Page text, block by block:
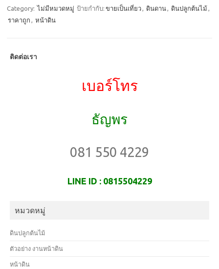
e
b
o
t
o
ail ar
Category: ไม่มีหมวดหมู่ ป้ายกำกับ: ขายเป็นเที่ยว ดินดาน ดินปลูกต้นไม้
ราคาถูก
หน้าดิน
ติดต่อเรา
เบอร์โทร
ธัญพร
081 550 4229
LINE ID : 0815504229
หมวดหมู่
ดินปลูกต้นไม้
ตัวอย่าง งานหน้าดิน
หน้าดิน